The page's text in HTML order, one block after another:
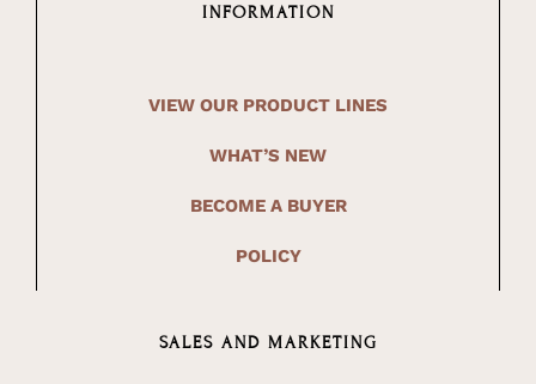
INFORMATION
VIEW OUR PRODUCT LINES
WHAT’S NEW
BECOME A BUYER
POLICY
SALES AND MARKETING